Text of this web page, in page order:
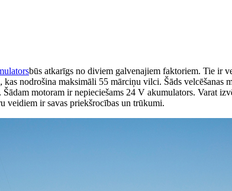
būs atkarīgs no diviem galvenajiem faktoriem. Tie ir
nodrošina maksimāli 55 mārciņu vilci. Šāds
motoram ir nepieciešams 24 V akumulators. Varat
veidiem ir savas priekšrocības un trūkumi.